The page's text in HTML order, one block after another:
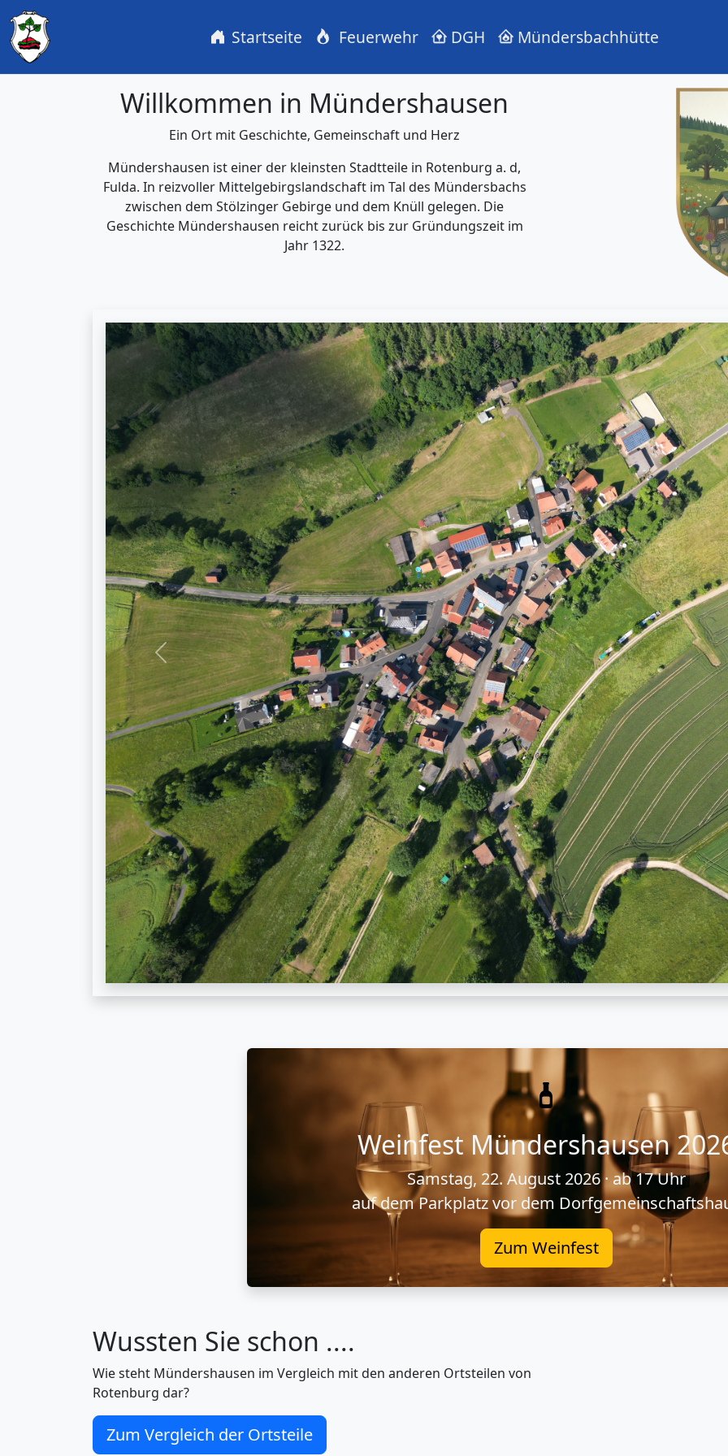
Startseite Feuerwehr DGH Mündersbachhütte
Willkommen in Mündershausen
Ein Ort mit Geschichte, Gemeinschaft und Herz
Mündershausen ist einer der kleinsten Stadtteile in Rotenburg a. d,
Fulda. In reizvoller Mittelgebirgslandschaft im Tal des Mündersbachs
zwischen dem Stölzinger Gebirge und dem Knüll gelegen. Die
Geschichte Mündershausen reicht zurück bis zur Gründungszeit im
Jahr 1322.
Previous
Weinfest Mündershausen
Samstag, 22. August 2026 · ab 17 Uhr
auf dem Parkplatz vor dem
Zum Weinfest
Wussten Sie schon ....
Wie steht Mündershausen im Vergleich mit den anderen Ortsteilen von
Rotenburg dar?
Zum Vergleich der Ortsteile